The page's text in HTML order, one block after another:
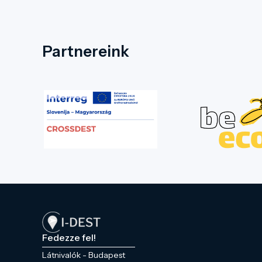
Partnereink
Fedezze fel!
Látnivalók - Budapest